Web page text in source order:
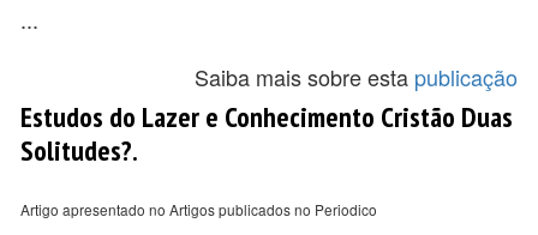
...
Saiba mais sobre esta publicação
Estudos do Lazer e Conhecimento Cristão Duas
Solitudes?.
Artigo apresentado no Artigos publicados no Periodico